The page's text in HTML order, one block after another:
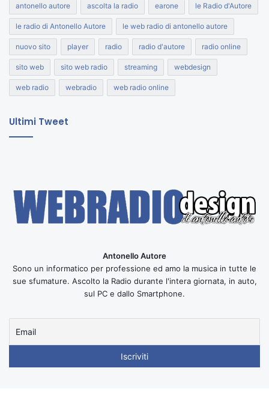
antonello autore ascolta la radio earone le Radio d'Autore
le radio di Antonello Autore le web radio di antonello autore
nuovo sito player radio radio d'autore radio online
sito web sito web radio streaming webdesign
web radio webradio web radio online
Ultimi Tweet
Antonello Autore
Sono un informatico per professione ed amo la musica in tutte le
sue sfumature. Ascolto la Radio durante l'intera giornata, in auto,
sul PC e dallo Smartphone.